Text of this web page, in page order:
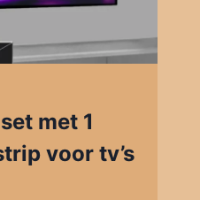
met 1
voor tv’s